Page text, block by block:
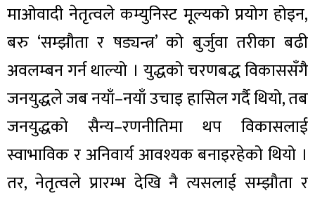
माओवादी नेतृत्वले कम्युनिस्ट मूल्यको प्रयोग होइन,
बरु ‘सम्झौता र षड्यन्त्र’ को बुर्जुवा तरीका बढी
अवलम्बन गर्न थाल्यो । युद्धको चरणबद्ध विकाससँगै
जनयुद्धले जब नयाँ–नयाँ उचाइ हासिल गर्दै थियो, तब
जनयुद्धको सैन्य–रणनीतिमा थप विकासलाई
स्वाभाविक र अनिवार्य आवश्यक बनाइरहेको थियो ।
तर, नेतृत्वले प्रारम्भ देखि नै त्यसलाई सम्झौता र